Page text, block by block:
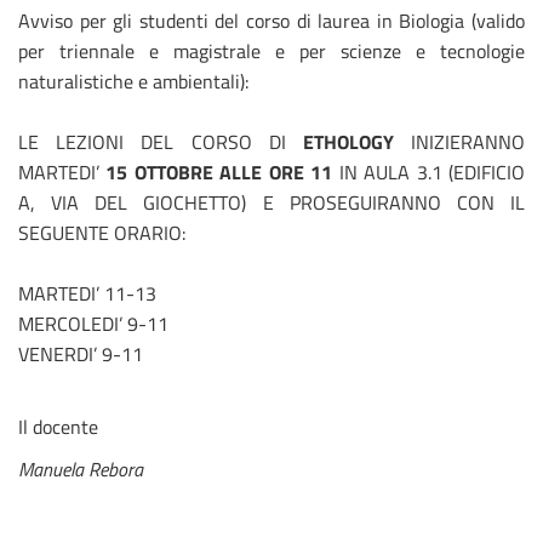
Avviso per gli studenti del corso di laurea in Biologia (valido
per triennale e magistrale e per scienze e tecnologie
naturalistiche e ambientali):
LE LEZIONI DEL CORSO DI ETHOLOGYINIZIERANNO
MARTEDI’ 15 OTTOBRE ALLE ORE 11 IN AULA 3.1 (EDIFICIO
A, VIA DEL GIOCHETTO) E PROSEGUIRANNO CON IL
SEGUENTE ORARIO:
MARTEDI’ 11-13
MERCOLEDI’ 9-11
VENERDI’ 9-11
Il docente
Manuela Rebora